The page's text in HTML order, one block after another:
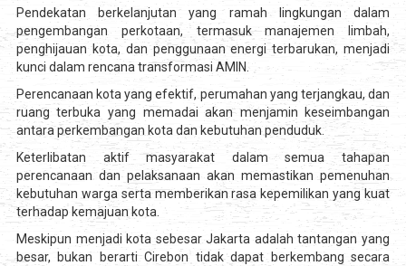
Pendekatan berkelanjutan yang ramah lingkungan dalam
pengembangan perkotaan, termasuk manajemen limbah,
penghijauan kota, dan penggunaan energi terbarukan, menjadi
kunci dalam rencana transformasi AMIN.
Perencanaan kota yang efektif, perumahan yang terjangkau, dan
ruang terbuka yang memadai akan menjamin keseimbangan
antara perkembangan kota dan kebutuhan penduduk.
Keterlibatan aktif masyarakat dalam semua tahapan
perencanaan dan pelaksanaan akan memastikan pemenuhan
kebutuhan warga serta memberikan rasa kepemilikan yang kuat
terhadap kemajuan kota.
Meskipun menjadi kota sebesar Jakarta adalah tantangan yang
besar, bukan berarti Cirebon tidak dapat berkembang secara